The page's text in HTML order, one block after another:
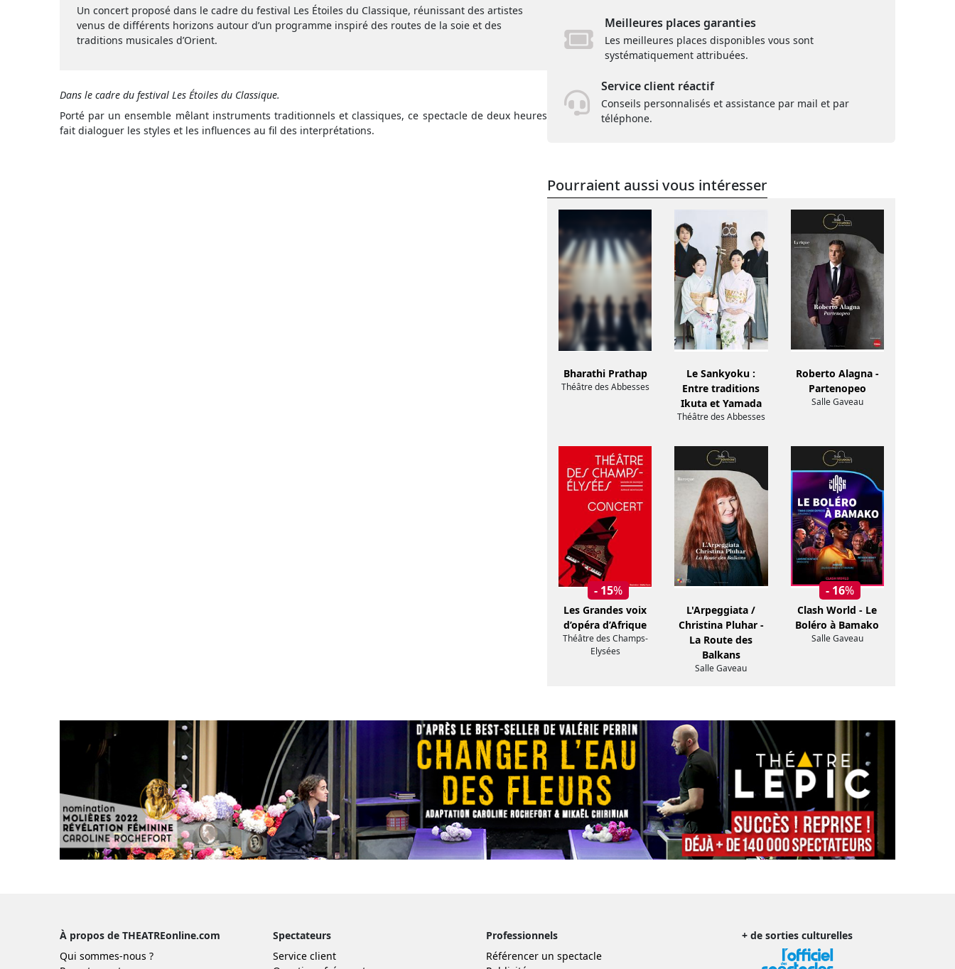
Un concert proposé dans le cadre du festival Les Étoiles du Classique, réunissant des artistes
venus de différents horizons autour d’un programme inspiré des routes de la soie et des
traditions musicales d’Orient.
Dans le cadre du festival Les Étoiles du Classique.
Porté par un ensemble mêlant instruments traditionnels et classiques, ce spectacle de deux heures
fait dialoguer les styles et les influences au fil des interprétations.
Meilleures places garanties
Les meilleures places disponibles vous sont
systématiquement attribuées.
Service client réactif
Conseils personnalisés et assistance par mail et par
téléphone.
Pourraient aussi vous intéresser
Bharathi Prathap
Théâtre des Abbesses
Le Sankyoku :
Entre traditions
Ikuta et Yamada
Théâtre des Abbesses
Roberto Alagna -
Partenopeo
Salle Gaveau
- 15%
Les Grandes voix
d’opéra d’Afrique
Théâtre des Champs-
Elysées
L'Arpeggiata /
Christina Pluhar -
La Route des
Balkans
Salle Gaveau
- 16%
Clash World - Le
Boléro à Bamako
Salle Gaveau
À propos de THEATREonline.com
Qui sommes-nous ?
Spectateurs
Service client
Professionnels
Référencer un spectacle
+ de sorties culturelles